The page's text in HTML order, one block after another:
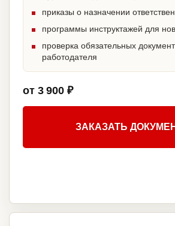
приказы о назначении
программы инструктажей для
проверка обязательных
работодателя
от 3 900 ₽
ЗАКАЗАТЬ